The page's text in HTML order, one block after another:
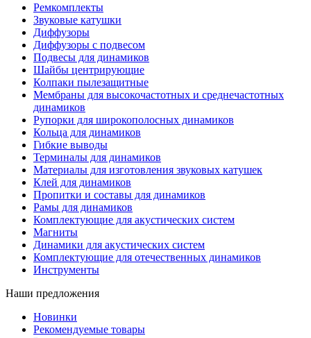
Ремкомплекты
Звуковые катушки
Диффузоры
Диффузоры с подвесом
Подвесы для динамиков
Шайбы центрирующие
Колпаки пылезащитные
Мембраны для высокочастотных и среднечастотных
динамиков
Рупорки для широкополосных динамиков
Кольца для динамиков
Гибкие выводы
Терминалы для динамиков
Материалы для изготовления звуковых катушек
Клей для динамиков
Пропитки и составы для динамиков
Рамы для динамиков
Комплектующие для акустических систем
Магниты
Динамики для акустических систем
Комплектующие для отечественных динамиков
Инструменты
Наши предложения
Новинки
Рекомендуемые товары